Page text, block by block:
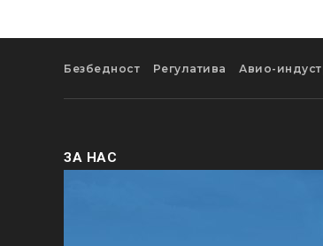
Безбедност Регулатива Авио-
ЗА НАС